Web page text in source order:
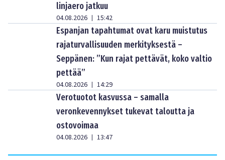
linjaero jatkuu
04.08.2026 | 15:42
Espanjan tapahtumat ovat karu muistutus
rajaturvallisuuden merkityksestä –
Seppänen: ”Kun rajat pettävät, koko valtio
pettää”
04.08.2026 | 14:29
Verotuotot kasvussa – samalla
veronkevennykset tukevat taloutta ja
ostovoimaa
04.08.2026 | 13:47